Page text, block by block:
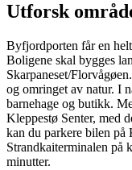
Utforsk
Byfjordporten får en
Boligene skal bygges
Skarpaneset/
og omringet av natur. I
barnehage og butikk.
Kleppestø Senter, med
kan du parkere bilen på
Strandkaiterminalen på
minutter.